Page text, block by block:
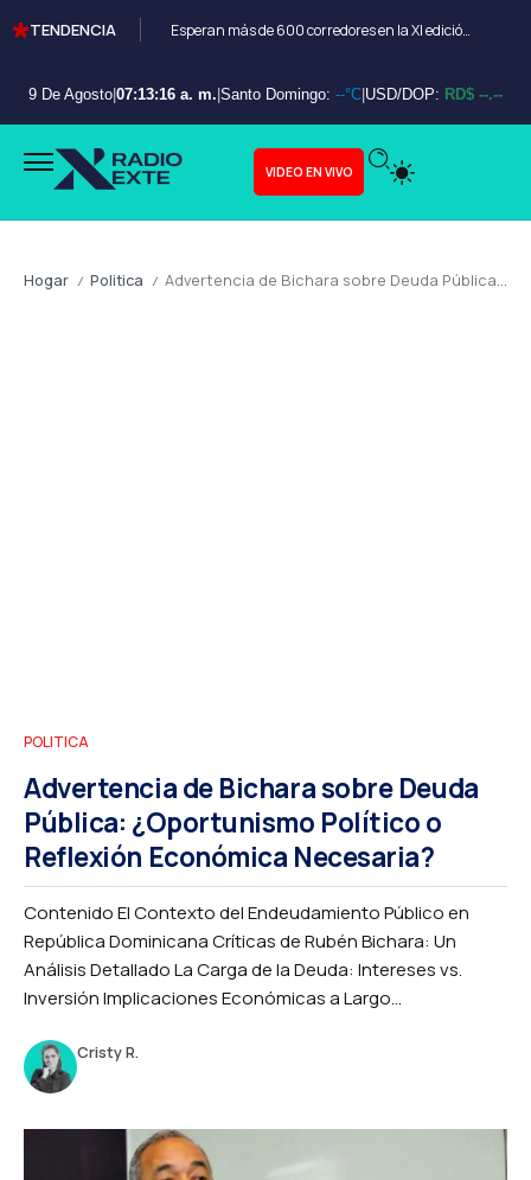
TENDENCIA Esperan más de 600 corredores en la XI edición del Bayahibe 10K
9 De Agosto 07:13:18 a. m. Santo Domingo: --°C USD/DOP: RD$ --.--
VIDEO EN VIVO
Hogar / Politica / Advertencia de Bichara sobre Deuda Pública: ¿Oportunismo Político o Reflexión Económica Necesaria?
POLITICA
Advertencia de Bichara sobre Deuda
Pública: ¿Oportunismo Político o
Reflexión Económica Necesaria?
Contenido El Contexto del Endeudamiento Público en
República Dominicana Críticas de Rubén Bichara: Un
Análisis Detallado La Carga de la Deuda: Intereses vs.
Inversión Implicaciones Económicas a Largo...
Cristy R.